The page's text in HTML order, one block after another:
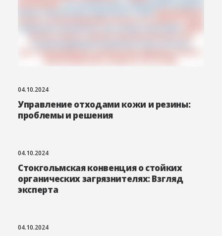
04.10.2024
Управление отходами кожи и резины:
проблемы и решения
04.10.2024
Стокгольмская конвенция о стойких
органических загрязнителях: Взгляд
эксперта
04.10.2024